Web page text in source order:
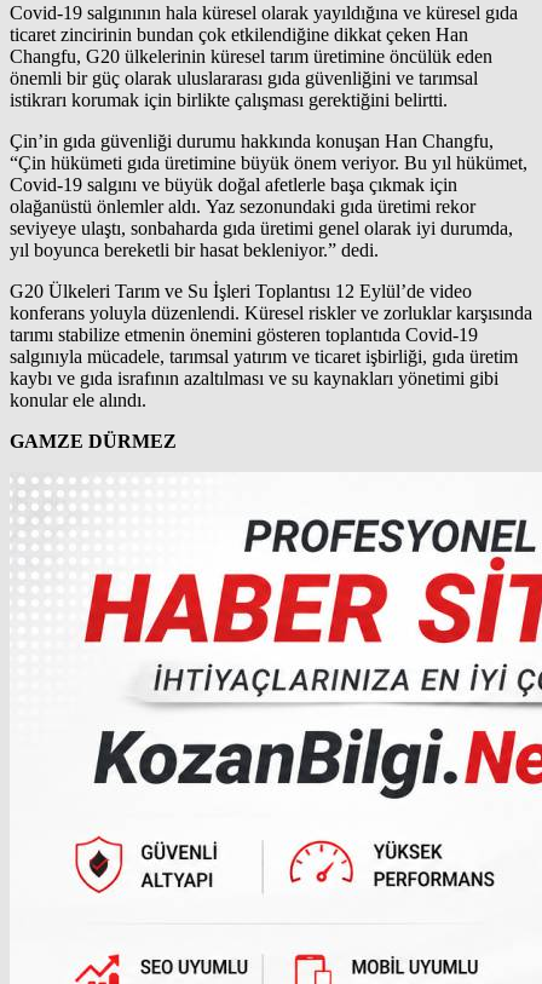
Covid-19 salgınının hala küresel olarak yayıldığına ve küresel gıda
ticaret zincirinin bundan çok etkilendiğine dikkat çeken Han
Changfu, G20 ülkelerinin küresel tarım üretimine öncülük eden
önemli bir güç olarak uluslararası gıda güvenliğini ve tarımsal
istikrarı korumak için birlikte çalışması gerektiğini belirtti.
Çin’in gıda güvenliği durumu hakkında konuşan Han Changfu,
“Çin hükümeti gıda üretimine büyük önem veriyor. Bu yıl hükümet,
Covid-19 salgını ve büyük doğal afetlerle başa çıkmak için
olağanüstü önlemler aldı. Yaz sezonundaki gıda üretimi rekor
seviyeye ulaştı, sonbaharda gıda üretimi genel olarak iyi durumda,
yıl boyunca bereketli bir hasat bekleniyor.” dedi.
G20 Ülkeleri Tarım ve Su İşleri Toplantısı 12 Eylül’de video
konferans yoluyla düzenlendi. Küresel riskler ve zorluklar karşısında
tarımı stabilize etmenin önemini gösteren toplantıda Covid-19
salgınıyla mücadele, tarımsal yatırım ve ticaret işbirliği, gıda üretim
kaybı ve gıda israfının azaltılması ve su kaynakları yönetimi gibi
konular ele alındı.
GAMZE DÜRMEZ